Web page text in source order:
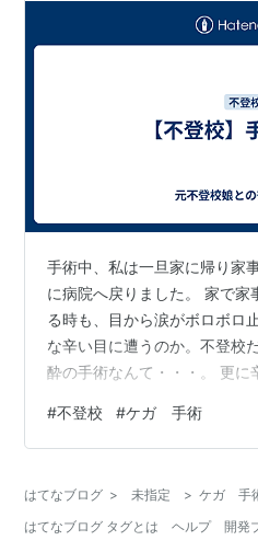
手術中、私は一旦家に帰り家
に病院へ戻りました。 家で家
る時も、目から涙がボロボロ
な辛い目に遭うのか。不登校
酔の手術なんて・・・。 更に
ていたことです。本来なら私
申し込んでいたので、課外活
もと思いましたので。 キラキ
へ急ぐ私の涙量はさらに増加
#不登校 #ケガ 手術
はてなブログ > 未指定 > ケガ 手
はてなブログ タグとは
ヘルプ 開発